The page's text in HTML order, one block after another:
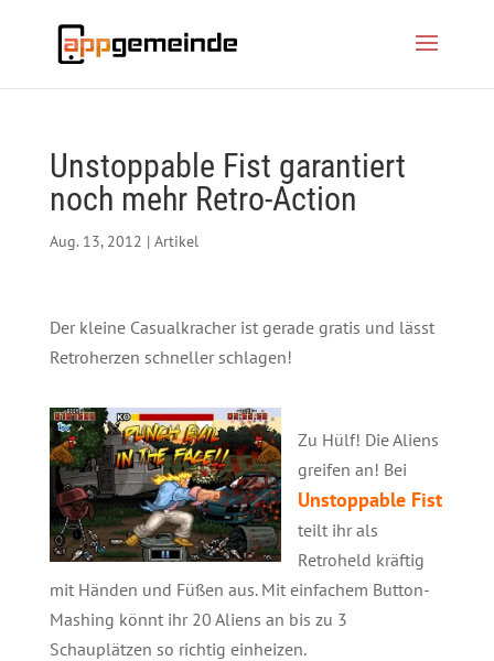
Unstoppable Fist garantiert
noch mehr Retro-Action
Aug. 13, 2012 | Artikel
Der kleine Casualkracher ist gerade gratis und lässt
Retroherzen schneller schlagen!
Zu Hülf! Die Aliens
greifen an! Bei
Unstoppable Fist
teilt ihr als
Retroheld kräftig
mit Händen und Füßen aus. Mit einfachem Button-
Mashing könnt ihr 20 Aliens an bis zu 3
Schauplätzen so richtig einheizen.